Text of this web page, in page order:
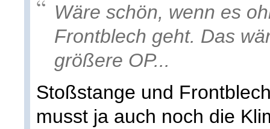
Wäre schön, wenn es
Frontblech geht. Das
größere OP...
Stoßstange und
musst ja auch noch die